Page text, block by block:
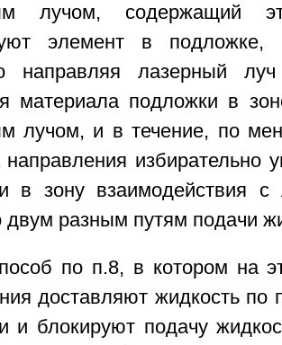
лучом, содержащий
элемент в
направляя лазерный
материала подложки в
лучом, и в течение, по
направления избирательно
в зону взаимодействия
двум разным путям подачи
по п.8, в котором на
доставляют жидкость по
и блокируют подачу